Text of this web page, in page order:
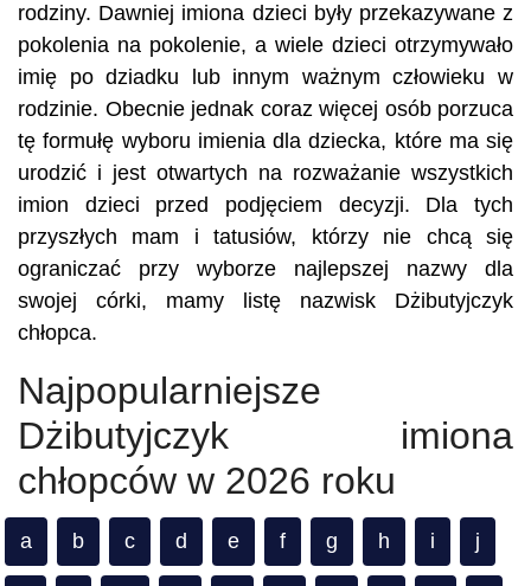
rodziny. Dawniej imiona dzieci były przekazywane z
pokolenia na pokolenie, a wiele dzieci otrzymywało
imię po dziadku lub innym ważnym człowieku w
rodzinie. Obecnie jednak coraz więcej osób porzuca
tę formułę wyboru imienia dla dziecka, które ma się
urodzić i jest otwartych na rozważanie wszystkich
imion dzieci przed podjęciem decyzji. Dla tych
przyszłych mam i tatusiów, którzy nie chcą się
ograniczać przy wyborze najlepszej nazwy dla
swojej córki, mamy listę nazwisk Dżibutyjczyk
chłopca.
Najpopularniejsze
Dżibutyjczyk imiona
chłopców w 2026 roku
a b c d e f g h i j